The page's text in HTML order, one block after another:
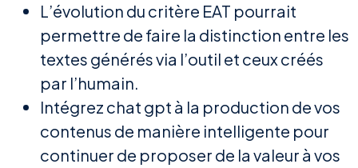
L’évolution du critère EAT pourrait
permettre de faire la distinction entre les
textes générés via l’outil et ceux créés
par l’humain.
Intégrez chat gpt à la production de vos
contenus de manière intelligente pour
continuer de proposer de la valeur à vos